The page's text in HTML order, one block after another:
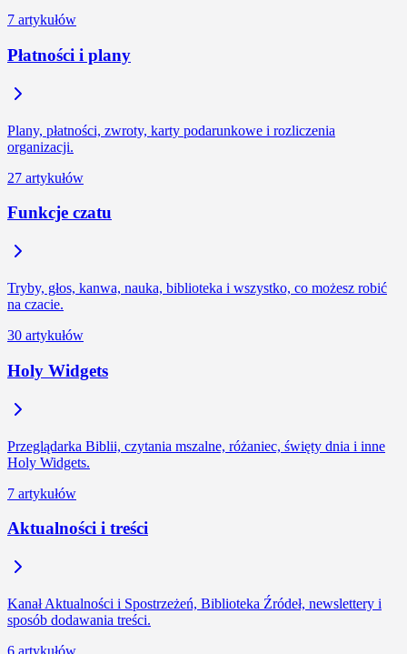
7 artykułów
Płatności i plany
Plany, płatności, zwroty, karty podarunkowe i rozliczenia
organizacji.
27 artykułów
Funkcje czatu
Tryby, głos, kanwa, nauka, biblioteka i wszystko, co możesz robić
na czacie.
30 artykułów
Holy Widgets
Przeglądarka Biblii, czytania mszalne, różaniec, święty dnia i inne
Holy Widgets.
7 artykułów
Aktualności i treści
Kanał Aktualności i Spostrzeżeń, Biblioteka Źródeł, newslettery i
sposób dodawania treści.
6 artykułów